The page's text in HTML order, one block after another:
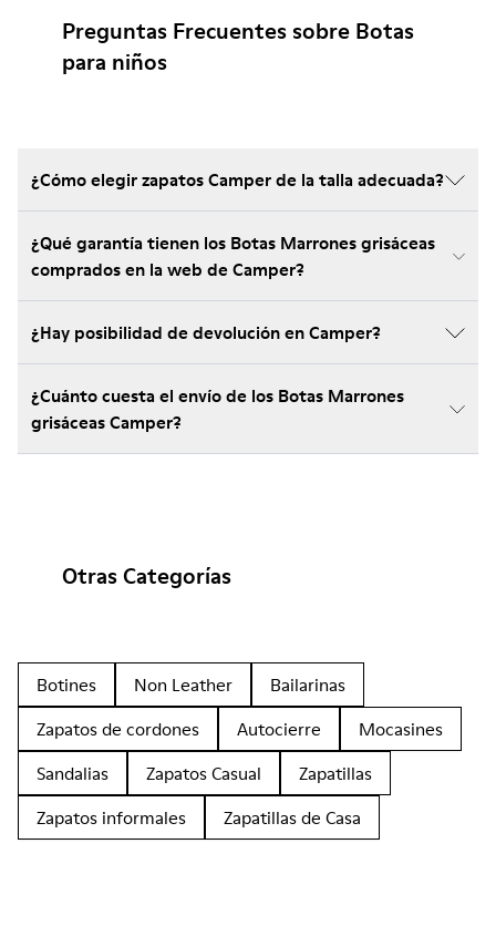
Preguntas Frecuentes sobre Botas
para niños
¿Cómo elegir zapatos Camper de la talla adecuada?
¿Qué garantía tienen los Botas Marrones grisáceas
comprados en la web de Camper?
¿Hay posibilidad de devolución en Camper?
¿Cuánto cuesta el envío de los Botas Marrones
grisáceas Camper?
Otras Categorías
Botines Non Leather
Bailarinas
Zapatos de cordones
Autocierre
Mocasines
Sandalias
Zapatos Casual
Zapatillas
Zapatos informales
Zapatillas de Casa